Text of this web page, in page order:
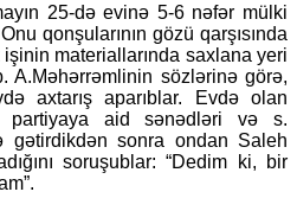
25-də evinə 5-6 nəfər mülki
qonşularının gözü qarşısında
materiallarında saxlana yeri
A.Məhərrəmlinin sözlərinə görə,
axtarış aparıblar. Evdə olan
partiyaya aid sənədləri və s.
gətirdikdən sonra ondan Saleh
soruşublar: “Dedim ki, bir